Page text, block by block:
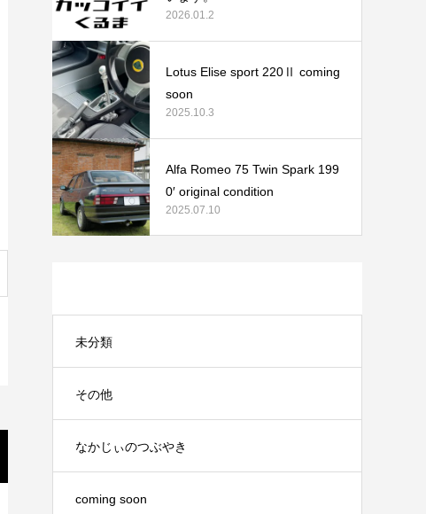
2026.01.2
Lotus Elise sport 220Ⅱ coming
soon
2025.10.3
Alfa Romeo 75 Twin Spark 199
0′ original condition
2025.07.10
未分類
その他
なかじぃのつぶやき
coming soon